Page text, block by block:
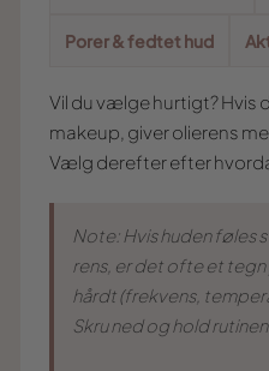
Porer & fedtet hud
Vil du vælge hurtigt? Hvis
makeup, giver olierens
Vælg derefter efter
Note: Hvis huden føles
rens, er det ofte et tegn
hårdt (frekvens,
Skru ned og hold